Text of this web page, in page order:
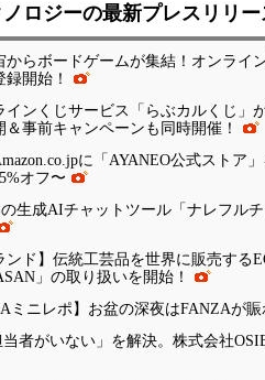
ロジーの最新プレスリリー
からボードゲームが集結！オンライ
録開始！
インくじサービス「らぶカルくじ」
＆事前キャンペーンも同時開催！
に「AYANEO公式ストア
オフ〜
生成AIチャットツール「ナレフル
ンド】伝統工芸品を世界に販売する
」の取り扱いを開始！
ミニレポ】お盆の深夜はFANZAが
当者がいない」を解決。株式会社